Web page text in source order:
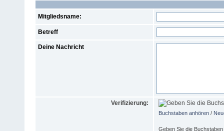
Mitgliedsname:
Betreff
Deine Nachricht
Verifizierung:
Buchstaben anhören/
Geben Sie die